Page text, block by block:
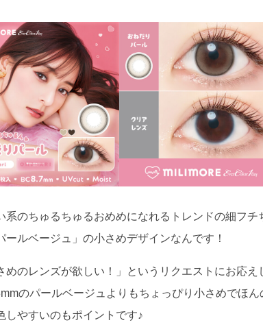
系のちゅるちゅるおめめになれるトレンドの細フ
ルベージュ」の小さめデザインなんです！
めのレンズが欲しい！」というリクエストにお応
のパールベージュよりもちょっぴり小さめでほ
しやすいのもポイントです♪